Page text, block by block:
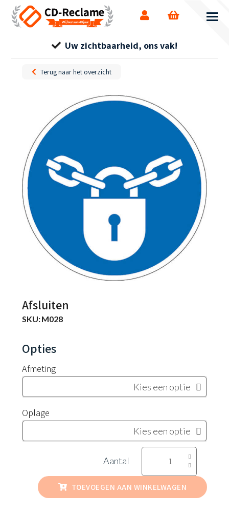
Uw zichtbaarheid, ons vak!
Terug naar het overzicht
Afsluiten
SKU:M028
Afmeting
Oplage
TOEVOEGEN AAN WINKELWAGEN